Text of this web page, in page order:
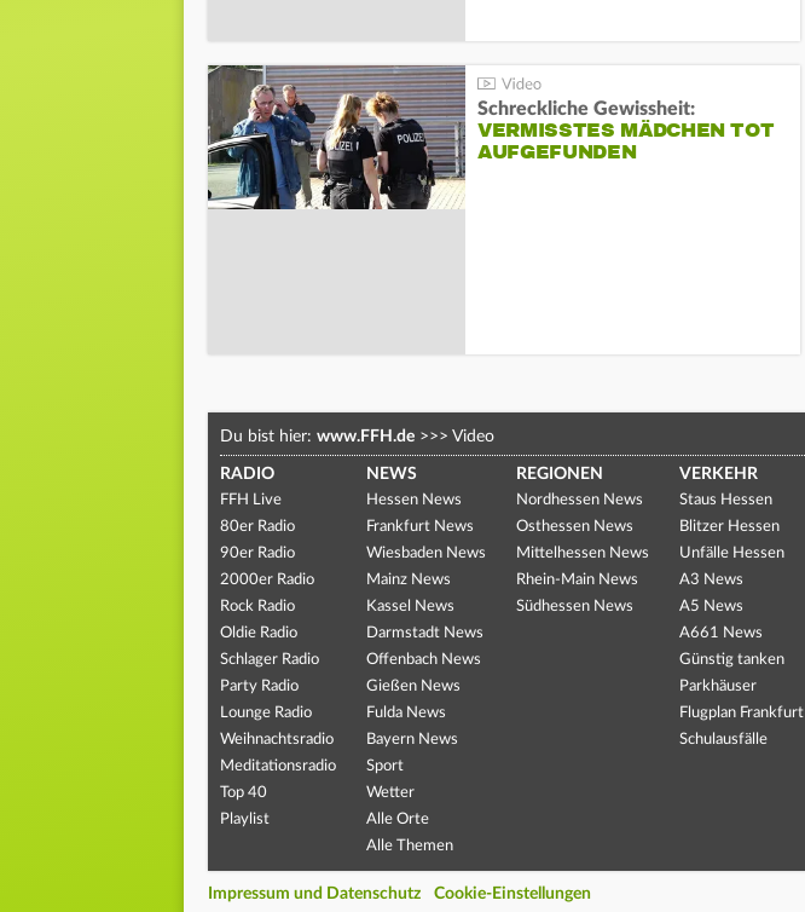
Schreckliche Gewissheit:
VERMISSTES MÄDCHEN TOT
AUFGEFUNDEN
Du bist hier: www.FFH.de >>> Video
RADIO
FFH Live
80er Radio
90er Radio
2000er Radio
Rock Radio
Oldie Radio
Schlager Radio
Party Radio
Lounge Radio
Weihnachtsradio
Meditationsradio
Top 40
Playlist
NEWS
Hessen News
Frankfurt News
Wiesbaden News
Mainz News
Kassel News
Darmstadt News
Offenbach News
Gießen News
Fulda News
Bayern News
Sport
Wetter
Alle Orte
Alle Themen
REGIONEN
Nordhessen News
Osthessen News
Mittelhessen News
Rhein-Main News
Südhessen News
VERKEHR
Staus Hessen
Blitzer Hessen
Unfälle Hessen
A3 News
A5 News
A661 News
Günstig tanken
Parkhäuser
Flugplan Frankfurt
Schulausfälle
Impressum und Datenschutz Cookie-Einstellungen